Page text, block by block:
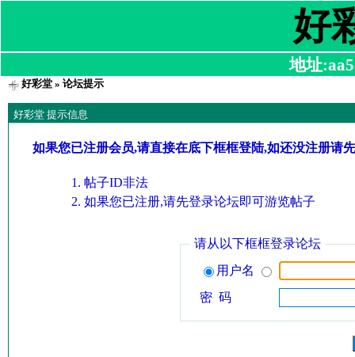
好
地址
好彩堂» 论坛提示
好彩堂 提示信息
如果您已注册会员,请直接在底下框框登陆,如还没注册请
帖子ID非法
如果您已注册,请先登录论坛即可游览帖子
请从以下框框登录论坛
用户名
密 码